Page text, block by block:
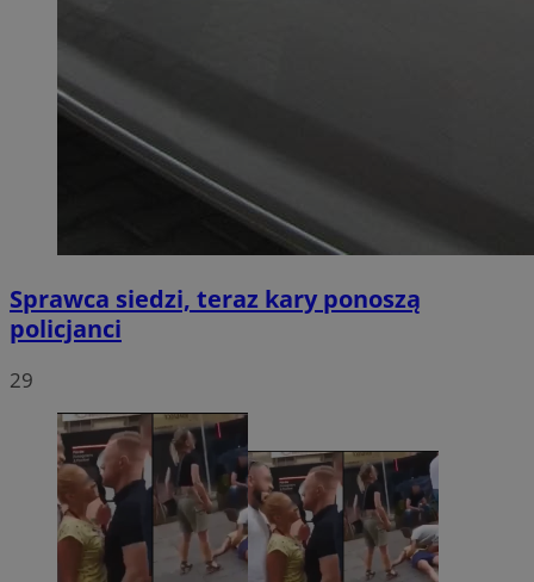
Sprawca siedzi, teraz kary ponoszą
policjanci
29